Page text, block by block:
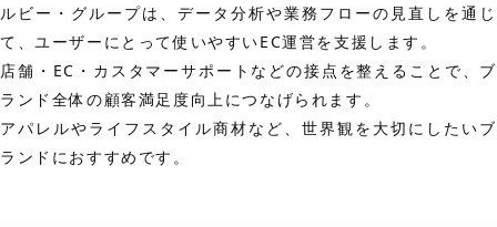
ルビー・グループは、データ分析や業務フローの見直しを通じ
て、ユーザーにとって使いやすいEC運営を支援します。
店舗・EC・カスタマーサポートなどの接点を整えることで、ブ
ランド全体の顧客満足度向上につなげられます。
アパレルやライフスタイル商材など、世界観を大切にしたいブ
ランドにおすすめです。